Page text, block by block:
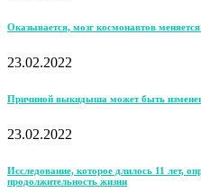
Оказывается, мозг космонавтов
23.02.2022
Причиной выкидыша может быть
23.02.2022
Исследование, которое длилось 11 лет,
продолжительность жизни